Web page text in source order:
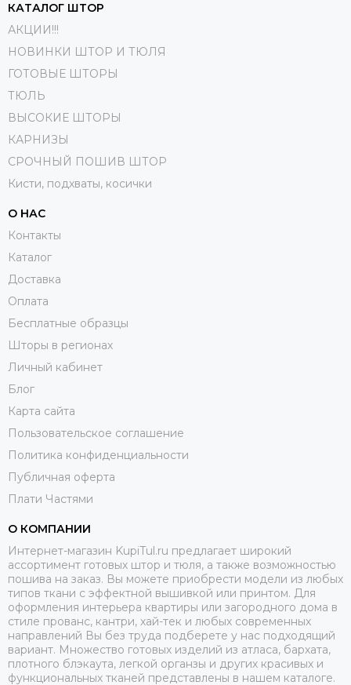
КАТАЛОГ ШТОР
АКЦИИ!!!
НОВИНКИ ШТОР И ТЮЛЯ
ГОТОВЫЕ ШТОРЫ
ТЮЛЬ
ВЫСОКИЕ ШТОРЫ
КАРНИЗЫ
СРОЧНЫЙ ПОШИВ ШТОР
Кисти, подхваты, косички
О НАС
Контакты
Каталог
Доставка
Оплата
Бесплатные образцы
Шторы в регионах
Личный кабинет
Блог
Карта сайта
Пользовательское соглашение
Политика конфиденциальности
Публичная оферта
Плати Частями
О КОМПАНИИ
Интернет-магазин KupiTul.ru предлагает широкий
ассортимент готовых штор и тюля, а также возможностью
пошива на заказ. Вы можете приобрести модели из любых
типов ткани с эффектной вышивкой или принтом. Для
оформления интерьера квартиры или загородного дома в
стиле прованс, кантри, хай-тек и любых современных
направлений Вы без труда подберете у нас подходящий
вариант. Множество готовых изделий из атласа, бархата,
плотного блэкаута, легкой органзы и других красивых и
функциональных тканей представлены в нашем каталоге.